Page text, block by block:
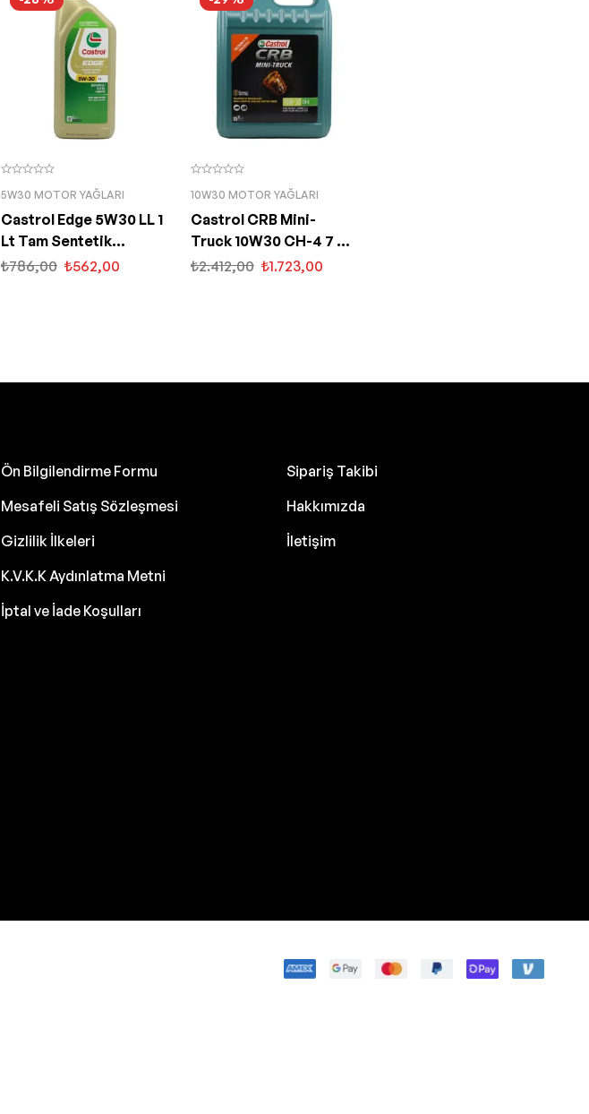
5W30 MOTOR YAĞLARI
Castrol Edge 5W30 LL 1
Lt Tam Sentetik
Partiküllü Motor Yağı
₺786,00 ₺562,00
10W30 MOTOR YAĞLARI
Castrol CRB Mini-
Truck 10W30 CH-4 7 Lt
Sentetik Motor Yağı
₺2.412,00 ₺1.723,00
Ön Bilgilendirme Formu
Mesafeli Satış Sözleşmesi
Gizlilik İlkeleri
K.V.K.K Aydınlatma Metni
İptal ve İade Koşulları
Sipariş Takibi
Hakkımızda
İletişim